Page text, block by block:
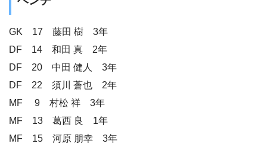
GK 17 藤田 樹 3年
DF 14 和田 真 2年
DF 20 中田 健人 3年
DF 22 須川 蒼也 2年
MF 9 村松 祥 3年
MF 13 葛西 良 1年
MF 15 河原 朋幸 3年